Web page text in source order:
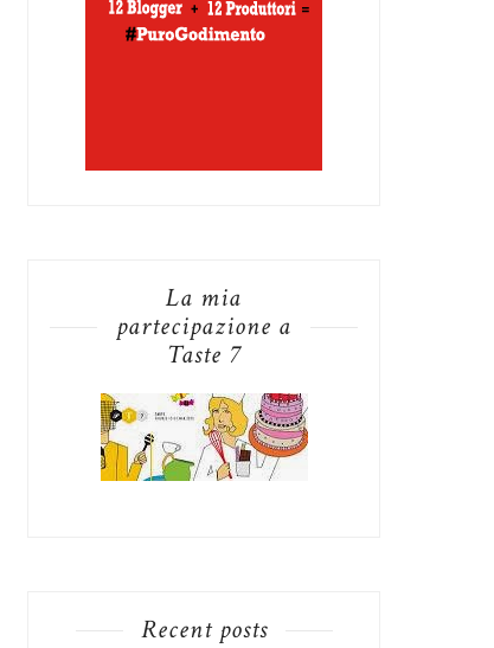
La mia
partecipazione a
Taste 7
Recent posts